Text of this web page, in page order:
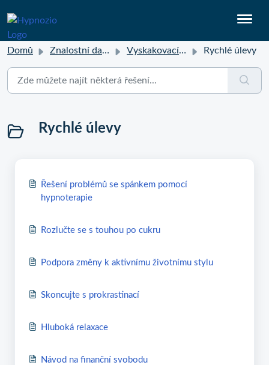
Domů Znalostní databáze Vyskakovací překlady Rychlé úlevy
Rychlé úlevy
Řešení problémů se spánkem pomocí
hypnoterapie
Rozlučte se s touhou po cukru
Podpora změny k aktivnímu životnímu stylu
Skoncujte s prokrastinací
Hluboká relaxace
Návod na finanční svobodu